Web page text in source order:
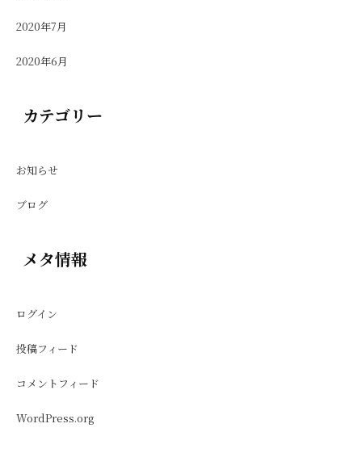
2020年7月
2020年6月
カテゴリー
お知らせ
ブログ
メタ情報
ログイン
投稿フィード
コメントフィード
WordPress.org